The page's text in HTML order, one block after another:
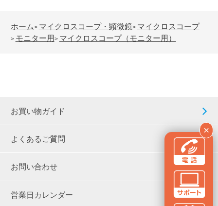
×
ホーム> マイクロスコープ・顕微鏡> マイクロスコープ
> モニター用> マイクロスコープ（モニター用）
お買い物ガイド
よくあるご質問
お問い合わせ
営業日カレンダー